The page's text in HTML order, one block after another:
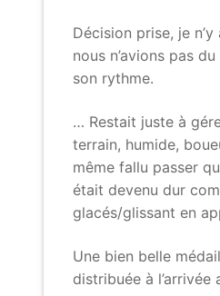
Décision prise, je
nous n’avions pas
son rythme.
… Restait juste à
terrain, humide,
même fallu passer
était devenu dur
glacés/glissant en
Une bien belle
distribuée à